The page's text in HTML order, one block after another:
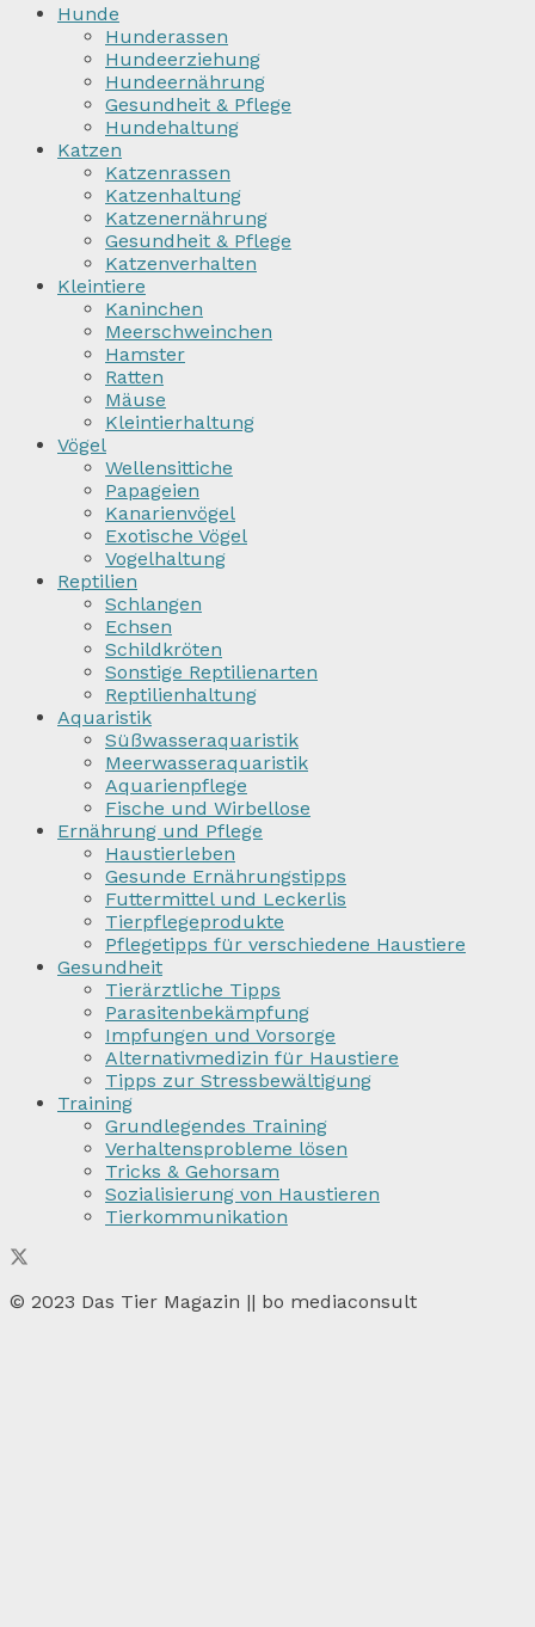
Hunde
Hunderassen
Hundeerziehung
Hundeernährung
Gesundheit & Pflege
Hundehaltung
Katzen
Katzenrassen
Katzenhaltung
Katzenernährung
Gesundheit & Pflege
Katzenverhalten
Kleintiere
Kaninchen
Meerschweinchen
Hamster
Ratten
Mäuse
Kleintierhaltung
Vögel
Wellensittiche
Papageien
Kanarienvögel
Exotische Vögel
Vogelhaltung
Reptilien
Schlangen
Echsen
Schildkröten
Sonstige Reptilienarten
Reptilienhaltung
Aquaristik
Süßwasseraquaristik
Meerwasseraquaristik
Aquarienpflege
Fische und Wirbellose
Ernährung und Pflege
Haustierleben
Gesunde Ernährungstipps
Futtermittel und Leckerlis
Tierpflegeprodukte
Pflegetipps für verschiedene Haustiere
Gesundheit
Tierärztliche Tipps
Parasitenbekämpfung
Impfungen und Vorsorge
Alternativmedizin für Haustiere
Tipps zur Stressbewältigung
Training
Grundlegendes Training
Verhaltensprobleme lösen
Tricks & Gehorsam
Sozialisierung von Haustieren
Tierkommunikation
© 2023 Das Tier Magazin || bo mediaconsult